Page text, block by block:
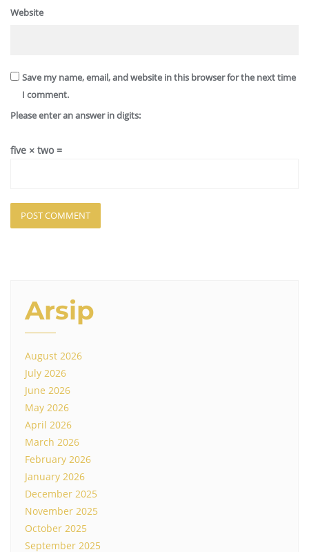
Website
Save my name, email, and website in this browser for the next time
I comment.
Please enter an answer in digits:
five × two =
Arsip
August 2026
July 2026
June 2026
May 2026
April 2026
March 2026
February 2026
January 2026
December 2025
November 2025
October 2025
September 2025